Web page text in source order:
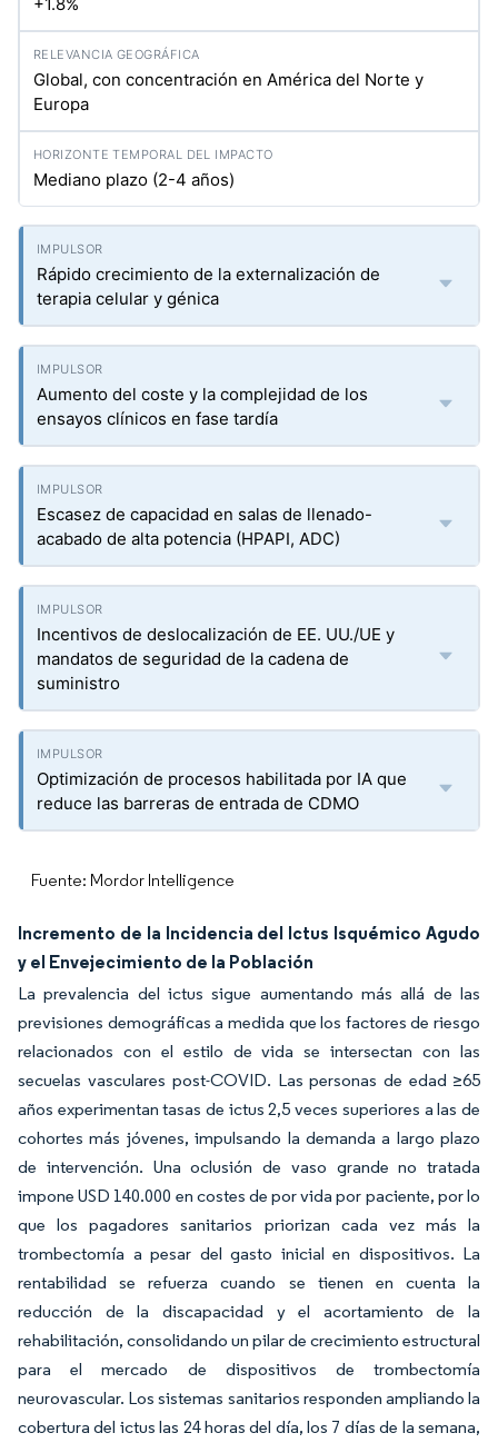
Global, con concentración en América del Norte y
Europa
Mediano plazo (2-4 años)
Rápido crecimiento de la externalización de
terapia celular y génica
Aumento del coste y la complejidad de los
ensayos clínicos en fase tardía
Escasez de capacidad en salas de llenado-
acabado de alta potencia (HPAPI, ADC)
Incentivos de deslocalización de EE. UU./UE y
mandatos de seguridad de la cadena de
suministro
Optimización de procesos habilitada por IA que
reduce las barreras de entrada de CDMO
Fuente: Mordor Intelligence
Incremento de la Incidencia del Ictus Isquémico Agudo
y el Envejecimiento de la Población
La prevalencia del ictus sigue aumentando más allá de las
previsiones demográficas a medida que los factores de riesgo
relacionados con el estilo de vida se intersectan con las
secuelas vasculares post-COVID. Las personas de edad ≥65
años experimentan tasas de ictus 2,5 veces superiores a las de
cohortes más jóvenes, impulsando la demanda a largo plazo
de intervención. Una oclusión de vaso grande no tratada
impone USD 140.000 en costes de por vida por paciente, por lo
que los pagadores sanitarios priorizan cada vez más la
trombectomía a pesar del gasto inicial en dispositivos. La
rentabilidad se refuerza cuando se tienen en cuenta la
reducción de la discapacidad y el acortamiento de la
rehabilitación, consolidando un pilar de crecimiento estructural
para el mercado de dispositivos de trombectomía
neurovascular. Los sistemas sanitarios responden ampliando la
cobertura del ictus las 24 horas del día, los 7 días de la semana,